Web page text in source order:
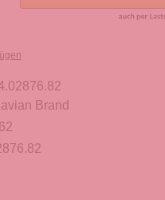
Brand